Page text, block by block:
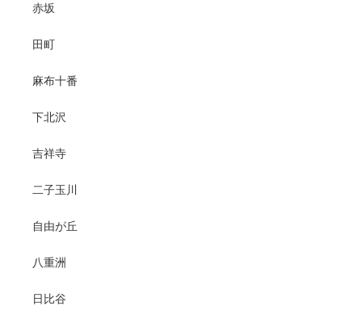
赤坂
田町
麻布十番
下北沢
吉祥寺
二子玉川
自由が丘
八重洲
日比谷